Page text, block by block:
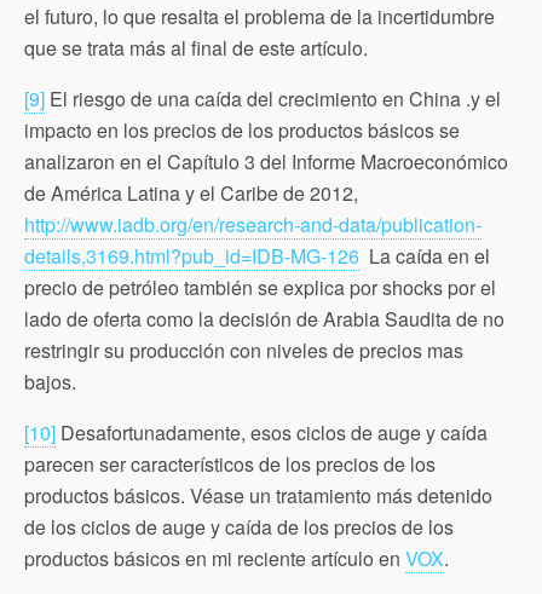
el futuro, lo que resalta el problema de la incertidumbre
que se trata más al final de este artículo.
[9] El riesgo de una caída del crecimiento en China .y el
impacto en los precios de los productos básicos se
analizaron en el Capítulo 3 del Informe Macroeconómico
de América Latina y el Caribe de 2012,
http://www.iadb.org/en/research-and-data/publication-
details,3169.html?pub_id=IDB-MG-126 La caída en el
precio de petróleo también se explica por shocks por el
lado de oferta como la decisión de Arabia Saudita de no
restringir su producción con niveles de precios mas
bajos.
[10] Desafortunadamente, esos ciclos de auge y caída
parecen ser característicos de los precios de los
productos básicos. Véase un tratamiento más detenido
de los ciclos de auge y caída de los precios de los
productos básicos en mi reciente artículo en VOX.